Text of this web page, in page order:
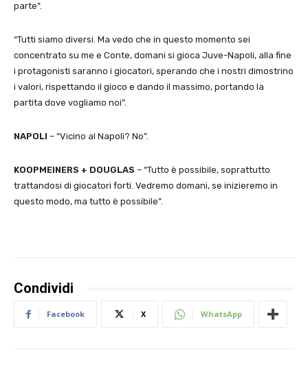
parte”.
“Tutti siamo diversi. Ma vedo che in questo momento sei
concentrato su me e Conte, domani si gioca Juve-Napoli, alla fine
i protagonisti saranno i giocatori, sperando che i nostri dimostrino
i valori, rispettando il gioco e dando il massimo, portando la
partita dove vogliamo noi”.
NAPOLI – “Vicino al Napoli? No”.
KOOPMEINERS + DOUGLAS – “Tutto è possibile, soprattutto
trattandosi di giocatori forti. Vedremo domani, se inizieremo in
questo modo, ma tutto è possibile”.
Condividi
Facebook X WhatsApp